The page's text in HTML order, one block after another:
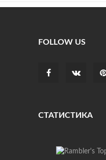
FOLLOW US
СТАТИСТИКА